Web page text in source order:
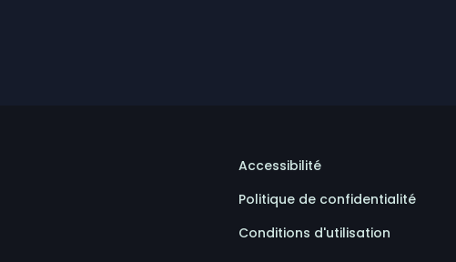
Accessibilité
Politique de confidentialité
Conditions d'utilisation